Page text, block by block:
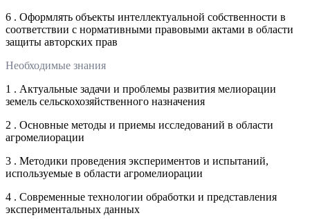
6 . Оформлять объекты интеллектуальной собственности в
соответствии с нормативными правовыми актами в области
защиты авторских прав
Необходимые знания
1 . Актуальные задачи и проблемы развития мелиорации
земель сельскохозяйственного назначения
2 . Основные методы и приемы исследований в области
агромелиорации
3 . Методики проведения экспериментов и испытаний,
используемые в области агромелиорации
4 . Современные технологии обработки и представления
экспериментальных данных